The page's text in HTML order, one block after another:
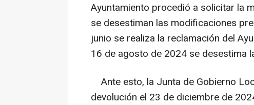
Ayuntamiento procedió a solicitar la
se desestiman las modificaciones
junio se realiza la reclamación del
16 de agosto de 2024 se desestima
Ante esto, la Junta de Gobierno
devolución el 23 de diciembre de